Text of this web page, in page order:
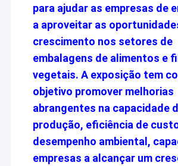
para ajudar as empresas de
a aproveitar as
crescimento nos setores de
embalagens de alimentos e
vegetais. A exposição tem
objetivo promover melhorias
abrangentes na capacidade
produção, eficiência de
desempenho ambiental,
empresas a alcançar um